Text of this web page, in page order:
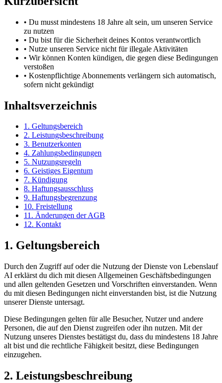
• Du musst mindestens 18 Jahre alt sein, um unseren Service
zu nutzen
• Du bist für die Sicherheit deines Kontos verantwortlich
• Nutze unseren Service nicht für illegale Aktivitäten
• Wir können Konten kündigen, die gegen diese Bedingungen
verstoßen
• Kostenpflichtige Abonnements verlängern sich automatisch,
sofern nicht gekündigt
Inhaltsverzeichnis
1. Geltungsbereich
2. Leistungsbeschreibung
3. Benutzerkonten
4. Zahlungsbedingungen
5. Nutzungsregeln
6. Geistiges Eigentum
7. Kündigung
8. Haftungsausschluss
9. Haftungsbegrenzung
10. Freistellung
11. Änderungen der AGB
12. Kontakt
1. Geltungsbereich
Durch den Zugriff auf oder die Nutzung der Dienste von Lebenslauf
AI erklärst du dich mit diesen Allgemeinen Geschäftsbedingungen
und allen geltenden Gesetzen und Vorschriften einverstanden. Wenn
du mit diesen Bedingungen nicht einverstanden bist, ist die Nutzung
unserer Dienste untersagt.
Diese Bedingungen gelten für alle Besucher, Nutzer und andere
Personen, die auf den Dienst zugreifen oder ihn nutzen. Mit der
Nutzung unseres Dienstes bestätigst du, dass du mindestens 18 Jahre
alt bist und die rechtliche Fähigkeit besitzt, diese Bedingungen
einzugehen.
2. Leistungsbeschreibung